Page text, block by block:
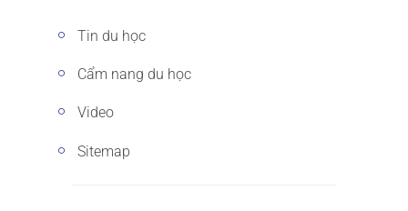
Tin du học
Cẩm nang du học
Video
Sitemap